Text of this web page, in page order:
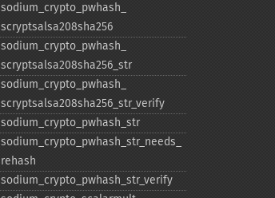
sodium_​crypto_​pwhash_​
scryptsalsa208sha256
sodium_​crypto_​pwhash_​
scryptsalsa208sha256_​str
sodium_​crypto_​pwhash_​
scryptsalsa208sha256_​str_​verify
sodium_​crypto_​pwhash_​str
sodium_​crypto_​pwhash_​str_​needs_​
rehash
sodium_​crypto_​pwhash_​str_​verify